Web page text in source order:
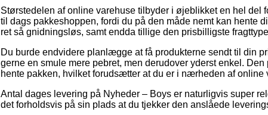
Størstedelen af online varehuse tilbyder i øjeblikket en hel del
til dags pakkeshoppen, fordi du på den måde nemt kan hente
ret så gnidningsløs, samt endda tillige den prisbilligste
Du burde endvidere planlægge at få produkterne sendt til din
gerne en smule mere pebret, men derudover yderst enkel.
hente pakken, hvilket forudsætter at du er i nærheden af
Antal dages levering på Nyheder – Boys er naturligvis super
det forholdsvis på sin plads at du tjekker den anslåede